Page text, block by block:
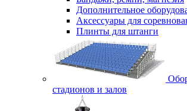
Дополнительное
Аксессуары для
Плинты для штанги
стадионов и залов